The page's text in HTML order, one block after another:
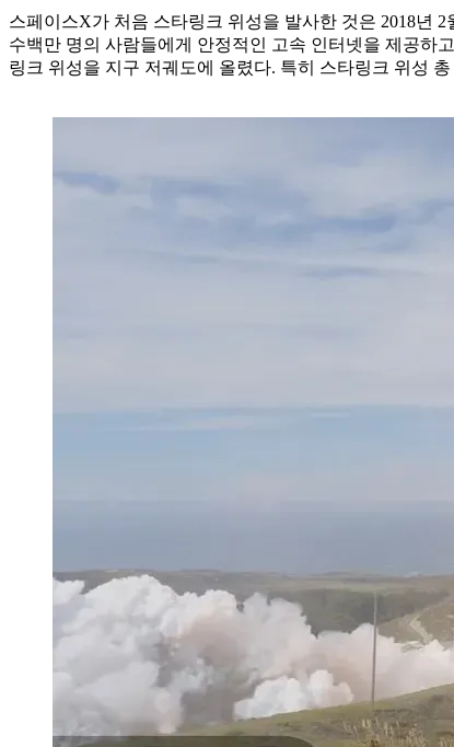
스페이스X가 처음 스타링크 위성을 발사한 것은 2018년
수백만 명의 사람들에게 안정적인 고속 인터넷을 제공하
링크 위성을 지구 저궤도에 올렸다. 특히 스타링크 위성